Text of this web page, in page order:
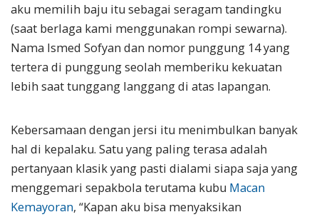
aku memilih baju itu sebagai seragam tandingku
(saat berlaga kami menggunakan rompi sewarna).
Nama Ismed Sofyan dan nomor punggung 14 yang
tertera di punggung seolah memberiku kekuatan
lebih saat tunggang langgang di atas lapangan.
Kebersamaan dengan jersi itu menimbulkan banyak
hal di kepalaku. Satu yang paling terasa adalah
pertanyaan klasik yang pasti dialami siapa saja yang
menggemari sepakbola terutama kubu Macan
Kemayoran, “Kapan aku bisa menyaksikan